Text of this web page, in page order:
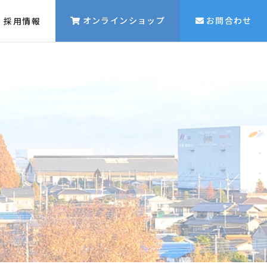
採用情報 オンラインショップ お問合わせ